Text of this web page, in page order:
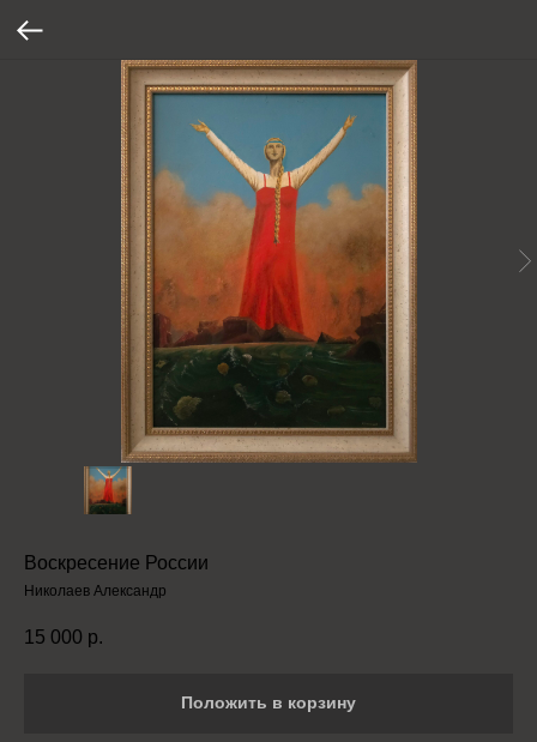
Воскресение России
Николаев Александр
15 000 р.
Положить в корзину